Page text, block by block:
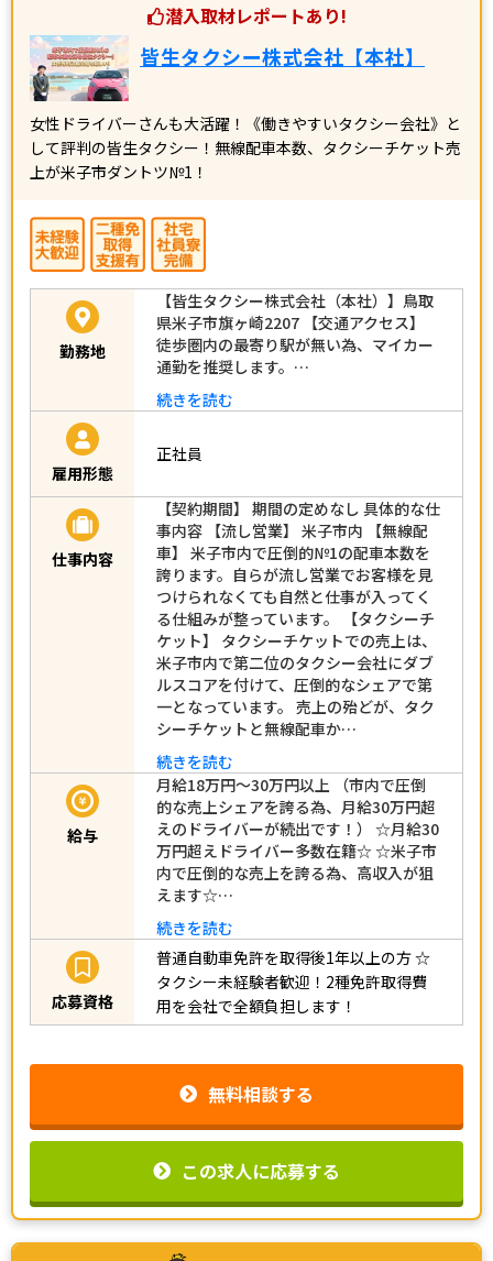
潜入取材レポートあり!
皆生タクシー株式会社【本社】
女性ドライバーさんも大活躍！《働きやすいタクシー会社》と
して評判の皆生タクシー！無線配車本数、タクシーチケット売
上が米子市ダントツ№1！
勤務地
【皆生タクシー株式会社（本社）】鳥取
県米子市旗ヶ崎2207 【交通アクセス】
徒歩圏内の最寄り駅が無い為、マイカー
通勤を推奨します。…
続きを読む
雇用形態
正社員
仕事内容
【契約期間】 期間の定めなし 具体的な仕
事内容 【流し営業】 米子市内 【無線配
車】 米子市内で圧倒的№1の配車本数を
誇ります。自らが流し営業でお客様を見
つけられなくても自然と仕事が入ってく
る仕組みが整っています。 【タクシーチ
ケット】 タクシーチケットでの売上は、
米子市内で第二位のタクシー会社にダブ
ルスコアを付けて、圧倒的なシェアで第
一となっています。 売上の殆どが、タク
シーチケットと無線配車か…
続きを読む
給与
月給18万円～30万円以上 （市内で圧倒
的な売上シェアを誇る為、月給30万円超
えのドライバーが続出です！） ☆月給30
万円超えドライバー多数在籍☆ ☆米子市
内で圧倒的な売上を誇る為、高収入が狙
えます☆…
続きを読む
応募資格
普通自動車免許を取得後1年以上の方☆
タクシー未経験者歓迎！2種免許取得費
用を会社で全額負担します！
無料相談する
この求人に応募する